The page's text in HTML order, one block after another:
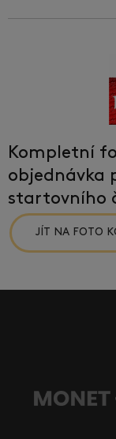
Kompletní
objednávka
startovního
JÍT NA FOTO